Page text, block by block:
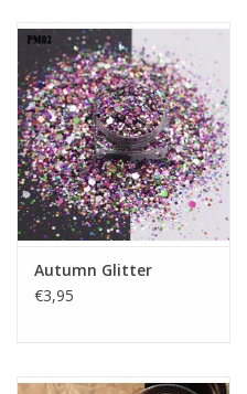
aan te passen zorgen voor
kleuren, waardoor de ogen
lange werkuren. Bovendien
een groot bewegingsbereik het
voorkeuren en de dienst die u
van de bewegende delen
je de verlichting van de
die wordt uitgevoerd.
die 360° kan worden
Autumn Glitter
€3,95